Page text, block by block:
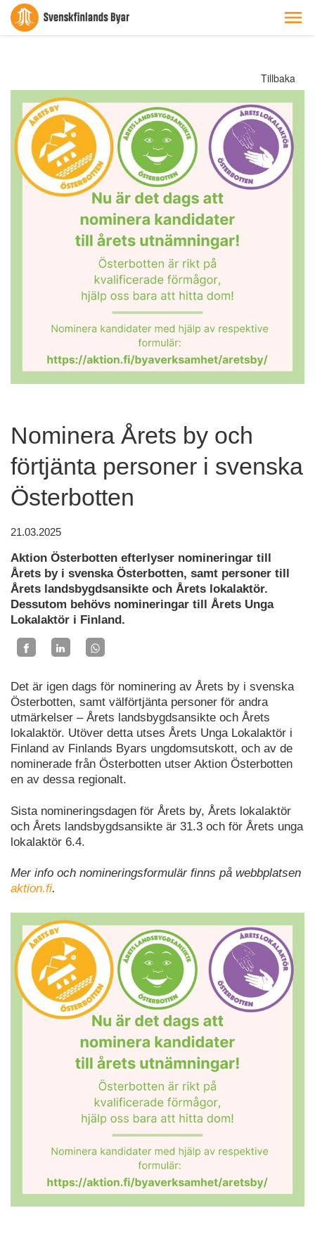
Tillbaka
Nominera Årets by och
förtjänta personer i svenska
Österbotten
21.03.2025
Aktion Österbotten efterlyser nomineringar till
Årets by i svenska Österbotten, samt personer till
Årets landsbygdsansikte och Årets lokalaktör.
Dessutom behövs nomineringar till Årets Unga
Lokalaktör i Finland.
Det är igen dags för nominering av Årets by i svenska
Österbotten, samt välförtjänta personer för andra
utmärkelser – Årets landsbygdsansikte och Årets
lokalaktör. Utöver detta utses Årets Unga Lokalaktör i
Finland av Finlands Byars ungdomsutskott, och av de
nominerade från Österbotten utser Aktion Österbotten
en av dessa regionalt.
Sista nomineringsdagen för Årets by, Årets lokalaktör
och Årets landsbygdsansikte är 31.3 och för Årets unga
lokalaktör 6.4.
Mer info och nomineringsformulär finns på webbplatsen
aktion.fi.